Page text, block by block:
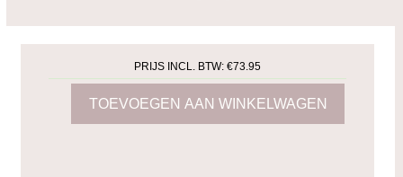
PRIJS INCL. BTW:€73.95